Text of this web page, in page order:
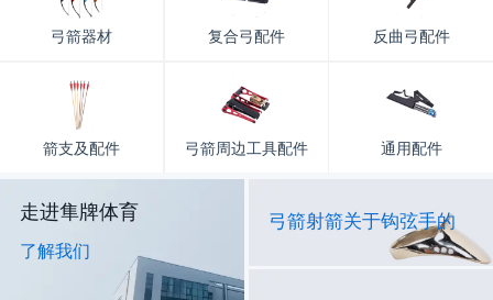
弓箭器材 复合弓配件 反曲弓配件
箭支及配件 弓箭周边工具配件 通用配件
走进隼牌体育
了解我们
弓箭射箭关于钩弦手的